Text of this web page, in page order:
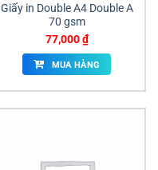
Giấy in Double A4 Double A
70 gsm
77,000₫
MUA HÀNG